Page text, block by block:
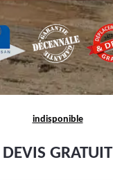
indisponible
DEVIS GRATUIT